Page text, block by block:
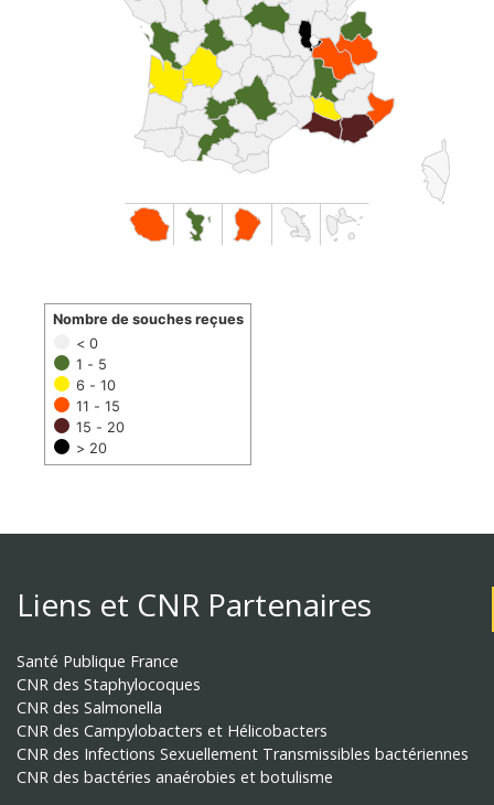
< 0
1 - 5
6 - 10
11 - 15
15 - 20
> 20
Nombre de souches reçues
Liens et CNR Partenaires
Santé Publique France
CNR des Staphylocoques
CNR des Salmonella
CNR des Campylobacters et Hélicobacters
CNR des Infections Sexuellement Transmissibles bactériennes
CNR des bactéries anaérobies et botulisme